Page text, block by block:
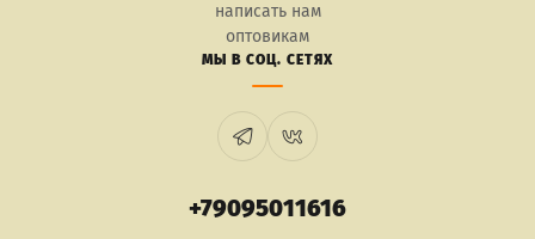
написать нам
оптовикам
МЫ В СОЦ. СЕТЯХ
+79095011616